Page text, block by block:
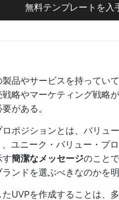
無料テンプレートを入
品やサービスを持ってい
戦略やマーケティング戦略
がある。
ポジションとは、バリュ
、ユニーク・バリュー・プ
す簡潔なメッセージのこと
ランドを選ぶべきなのかを
たUVPを作成することは、